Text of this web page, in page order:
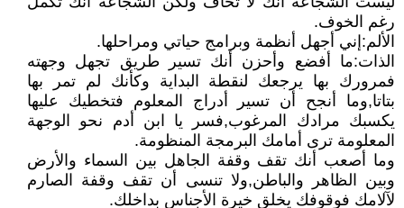
رغم الخوف.
الألم:إني أجهل أنظمة وبرامج حياتي ومراحلها.
الذات:ما أفضع وأحزن أنك تسير طريق تجهل وجهته
فمرورك بها يرجعك لنقطة البداية وكأنك لم تمر بها
بتاتا,وما أنجح أن تسير أدراج المعلوم فتخطيك عليها
يكسبك مرادك المرغوب,فسر يا ابن أدم نحو الوجهة
المعلومة ترى أمامك البرمجة المنظومة.
وما أصعب أنك تقف وقفة الجاهل بين السماء والأرض
وبين الظاهر والباطن,ولا تنسى أن تقف وقفة الصارم
لآلامك فوقوفك يخلق خيرة الأجناس بداخلك.